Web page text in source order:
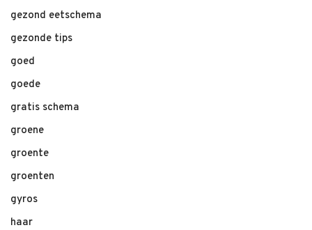
gezond eetschema
gezonde tips
goed
goede
gratis schema
groene
groente
groenten
gyros
haar